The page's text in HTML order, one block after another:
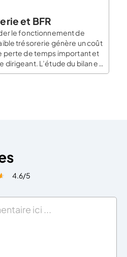
et BFR
le fonctionnement de
trésorerie génère un coût
perte de temps important et
dirigeant. L’étude du bilan et
d’indicateurs comme le
article:
4.6/5